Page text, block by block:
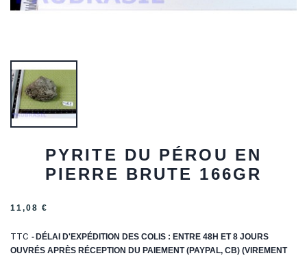
PYRITE DU PÉROU EN
PIERRE BRUTE 166GR
11,08 €
TTC
DÉLAI D'EXPÉDITION DES COLIS : ENTRE 48H ET 8 JOURS
OUVRÉS APRÈS RÉCEPTION DU PAIEMENT (PAYPAL, CB) (VIREMENT